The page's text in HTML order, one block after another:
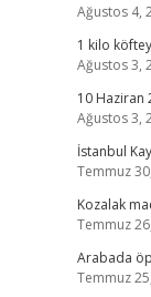
Ağustos 4,
1 kilo
Ağustos 3,
10 Haziran
Ağustos 3,
İstanbul
Temmuz
Kozalak
Temmuz
Arabada
Temmuz